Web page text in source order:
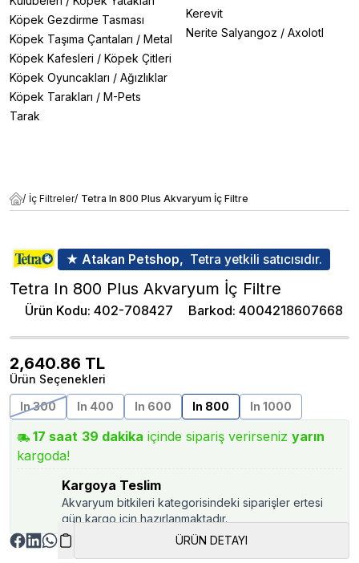
Köpek Gezdirme Tasması
Köpek Taşıma Çantaları / Metal
Köpek Kafesleri / Köpek Çitleri
Köpek Oyuncakları / Ağızlıklar
Köpek Tarakları / M-Pets
Tarak
Kerevit
Nerite Salyangoz / Axolotl
/ İç Filtreler/ Tetra In 800 Plus Akvaryum İç Filtre
★ Atakan Petshop, Tetra yetkili satıcısıdır.
Tetra In 800 Plus Akvaryum İç Filtre
Ürün Kodu: 402-708427 Barkod: 4004218607668
2,640.86 TL
Ürün Seçenekleri
In 300
In 400 In 600 In 800 In 1000
17 saat 39 dakika içinde sipariş verirseniz yarın
kargoda!
Kargoya Teslim
Akvaryum bitkileri kategorisindeki siparişler ertesi
gün kargo için hazırlanmaktadır.
ÜRÜN DETAYI